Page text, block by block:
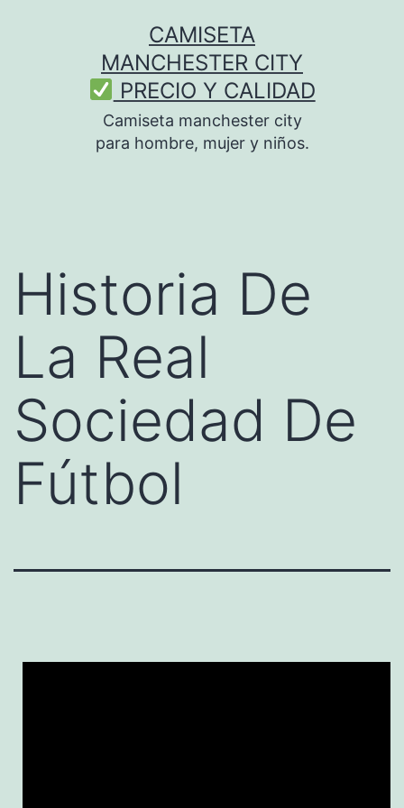
CAMISETA
MANCHESTER CITY
PRECIO Y CALIDAD
Camiseta manchester city
para hombre, mujer y niños.
Historia De
La Real
Sociedad De
Fútbol